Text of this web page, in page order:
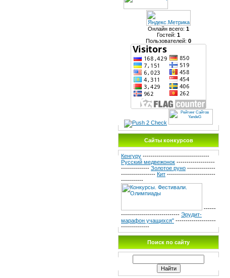
Онлайн всего: 1
Гостей: 1
Пользователей: 0
Сайты конкурсов
Кенгуру ---------------------------------
Русский медвежонок -------------------
-------------- Золотое руно --------------
----------------- Кит ------------------------
-----------
------
----------------------------- Эрудит-
марафон учащихся" --------------------
--------------
Поиск по сайту